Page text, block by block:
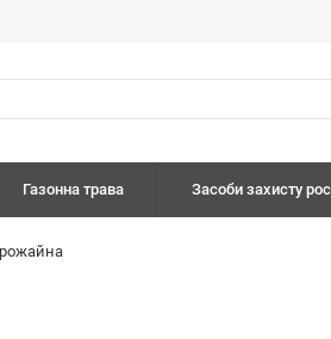
Газонна трава Засоби захисту